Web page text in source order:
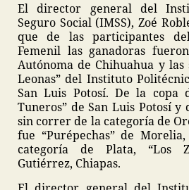
El director general del
Seguro Social (IMSS), Zoé
que de las participantes
Femenil las ganadoras
Autónoma de Chihuahua y las
Leonas” del Instituto
San Luis Potosí. De la copa
Tuneros” de San Luis Potosí
sin correr de la categoría de
fue “Purépechas” de
categoría de Plata, “Los
Gutiérrez, Chiapas.